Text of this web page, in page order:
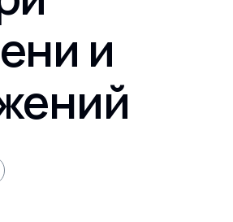
питания
и